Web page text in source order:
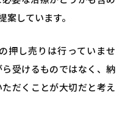
しています。
押し売りは行っていませ
受けるものではなく、納
だくことが大切だと考え